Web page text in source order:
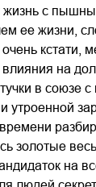
с
ее жизни,
кстати,
на
в союзе
утроенной
золотые
на